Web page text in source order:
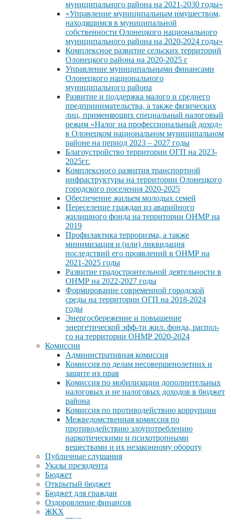
муниципального района на 2021-2030 годы»
«Управление муниципальным имуществом,
находящимся в муниципальной
собственности Олонецкого национального
муниципального района на 2020-2024 годы»
Комплексное развитие сельских территорий
Олонецкого района на 2020-2025 г
Управление муниципальными финансами
Олонецкого национального
муниципального района
Развитие и поддержка малого и среднего
предпринимательства, а также физических
лиц, применяющих специальный налоговый
режим «Налог на профессиональный доход»
в Олонецком национальном муниципальном
районе на период 2023 – 2027 годы
Благоустройство территории ОГП на 2023-
2025гг.
Комплексного развития транспортной
инфраструктуры на территории Олонецкого
городского поселения 2020-2025
Обеспечение жильем молодых семей
Переселение граждан из аварийного
жилищного фонда на территории ОНМР на
2019
Профилактика терроризма, а также
минимизация и (или) ликвидация
последствий его проявлений в ОНМР на
2021-2025 годы
Развитие градостроительной деятельности в
ОНМР на 2022-2027 годы
Формирование современной городской
среды на территории ОГП на 2018-2024
годы
Энергосбережение и повышение
энергетической эфф-ти жил. фонда, распол-
го на территории ОНМР 2020-2024
Комиссии
Административная комиссия
Комиссия по делам несовершенолетних и
защите их прав
Комиссия по мобилизации дополнительных
налоговых и не налоговых доходов в бюджет
района
Комиссия по противодействию коррупции
Межведомственная комиссия по
противодействию злоупотреблению
наркотическими и психотропными
веществами и их незаконному обороту
Публичные слушания
Указы президента
Бюджет
Открытый бюджет
Бюджет для граждан
Оздоровление финансов
ЖКХ